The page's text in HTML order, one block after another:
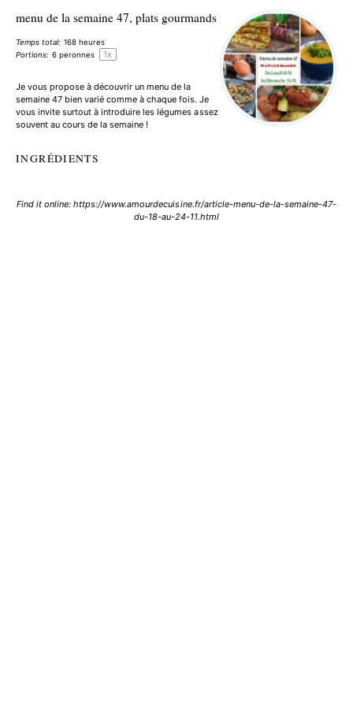
menu de la semaine 47, plats gourmands
Temps total: 168 heures
Portions: 6 peronnes 1x
Je vous propose à découvrir un menu de la
semaine 47 bien varié comme à chaque fois. Je
vous invite surtout à introduire les légumes assez
souvent au cours de la semaine !
INGRÉDIENTS
Find it online:https://www.amourdecuisine.fr/article-menu-de-la-semaine-47-
du-18-au-24-11.html